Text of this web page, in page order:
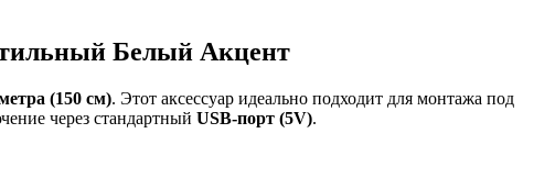
Белый Акцент
(150 см). Этот аксессуар идеально подходит для монтажа под
через стандартный USB-порт (5V).